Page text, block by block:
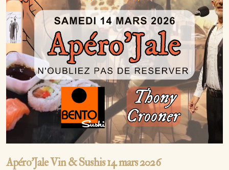
Apéro’Jale Vin & Sushis 14 mars 2026